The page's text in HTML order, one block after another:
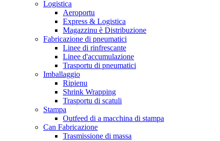
Logistica
Aeroportu
Express & Logistica
Magazzinu è Distribuzione
Fabricazione di pneumatici
Linee di rinfrescante
Linee d'accumulazione
Trasportu di pneumatici
Imballaggio
Ripienu
Shrink Wrapping
Trasportu di scatuli
Stampa
Outfeed di a macchina di stampa
Can Fabricazione
Trasmissione di massa